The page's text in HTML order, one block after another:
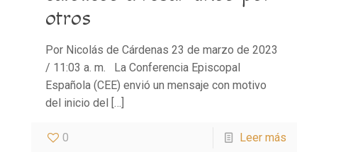
otros
Por Nicolás de Cárdenas 23 de marzo de 2023
/ 11:03 a. m. La Conferencia Episcopal
Española (CEE) envió un mensaje con motivo
del inicio del […]
0 Leer más